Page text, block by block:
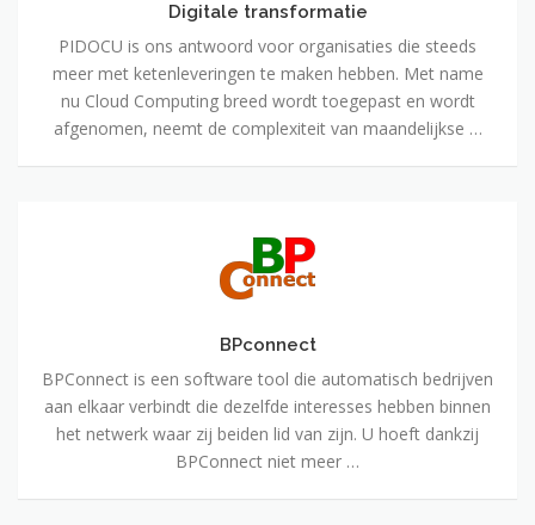
Digitale transformatie
PIDOCU is ons antwoord voor organisaties die steeds
meer met ketenleveringen te maken hebben. Met name
nu Cloud Computing breed wordt toegepast en wordt
afgenomen, neemt de complexiteit van maandelijkse …
BPconnect
BPConnect is een software tool die automatisch bedrijven
aan elkaar verbindt die dezelfde interesses hebben binnen
het netwerk waar zij beiden lid van zijn. U hoeft dankzij
BPConnect niet meer …